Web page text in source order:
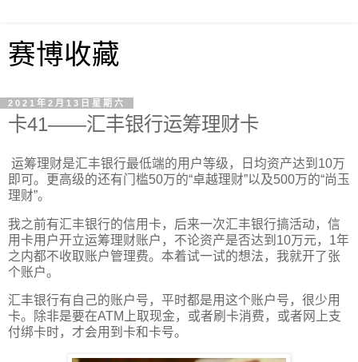
赛博收藏
2021年2月13日星期六
卡41——汇丰银行运筹理财卡
运筹理财是汇丰银行最低端的用户等级，日均资产达到10万
即可。更高级的还有门槛50万的“卓越理财”以及500万的“尚玉
理财”。
我之前有汇丰银行的信用卡，后来一次汇丰银行搞活动，信
用卡用户开立运筹理财账户，不论资产是否达到10万元，1年
之内都不收取账户管理费。本着试一试的想法，我就开了张
个账户。
汇丰银行有自己的账户号，平时都是用这个账户号，很少用
卡。除非是要在ATM上取现金，或者刷卡消费，或者网上支
付绑卡时，才会用到卡和卡号。